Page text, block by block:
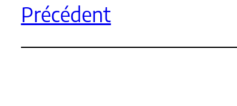
Précédent